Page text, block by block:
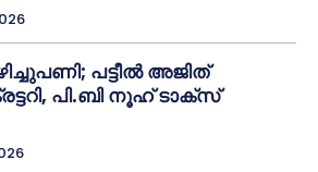
പട്ടീല്‍ അജിത്
പി.ബി നൂഹ് ടാക്‌സ്